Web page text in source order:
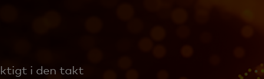
i den takt